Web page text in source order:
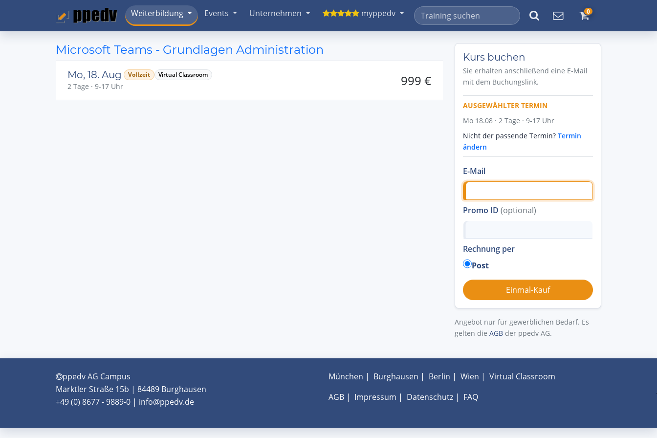
Weiterbildung Events Unternehmen myppedv 0
Microsoft Teams - Grundlagen Administration
Mo, 18. Aug Vollzeit Virtual Classroom
2 Tage · 9-17 Uhr 999 €
Kurs buchen
Sie erhalten anschließend eine E-Mail
mit dem Buchungslink.
AUSGEWÄHLTER TERMIN
Mo 18.08 · 2 Tage · 9-17 Uhr
Nicht der passende Termin? Termin
ändern
E-Mail
Promo ID (optional)
Rechnung per
Post
Angebot nur für gewerblichen Bedarf. Es
gelten die AGB der ppedv AG.
ppedv AG Campus
Marktler Straße 15b | 84489 Burghausen
+49 (0) 8677 - 9889-0 | info@ppedv.de
München | Burghausen | Berlin | Wien | Virtual Classroom
AGB| Impressum | Datenschutz| FAQ